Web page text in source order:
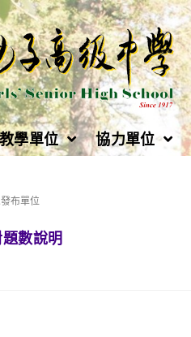
教學單位 協力單位
布單位
數說明